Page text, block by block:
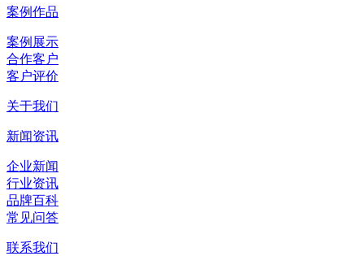
案例作品
案例展示
合作客户
客户评价
关于我们
新闻资讯
企业新闻
行业资讯
品牌百科
常见问答
联系我们